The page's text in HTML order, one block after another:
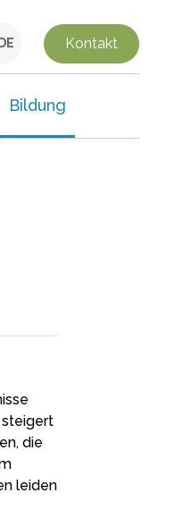
DE Kontakt
Bildung
steigert
die
leiden